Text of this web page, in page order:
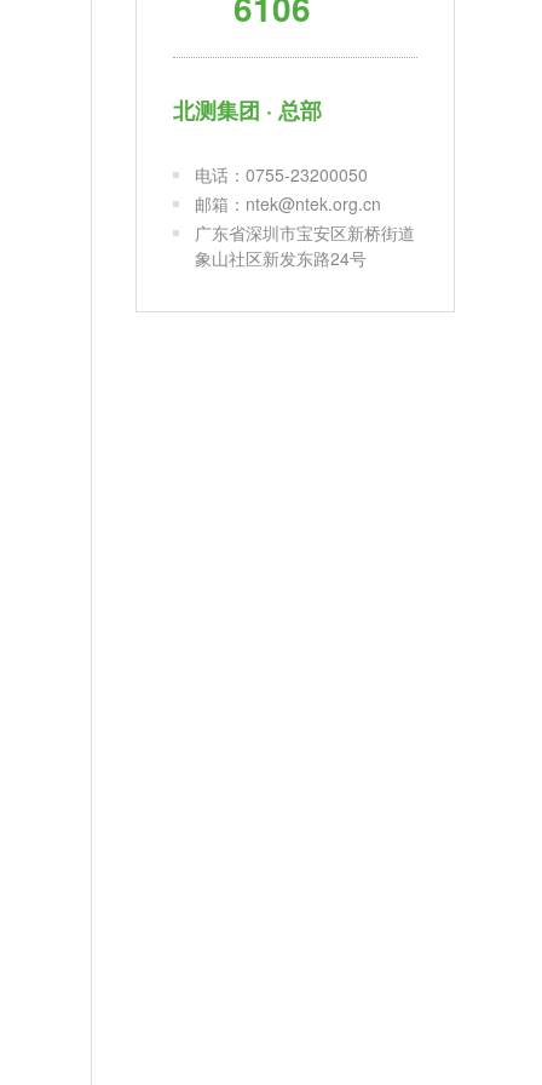
北测集团 · 总部
电话：0755-23200050
邮箱：ntek@ntek.org.cn
广东省深圳市宝安区新桥街道
象山社区新发东路24号